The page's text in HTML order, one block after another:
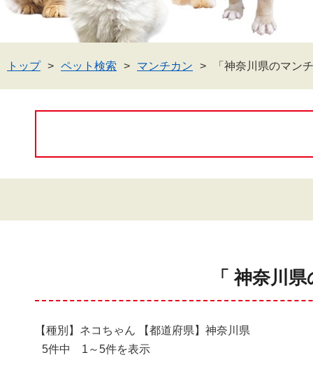
トップ ペット検索 マンチカン 「神奈川県のマン
「 神奈川
【種別】ネコちゃん 【都道府県】神奈川県
5件中 1～5件を表示